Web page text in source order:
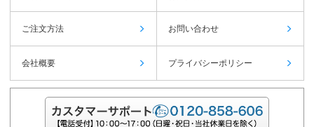
ご注文方法 お問い合わせ
会社概要 プライバシーポリシー